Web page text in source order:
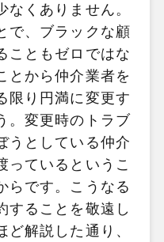
なくありません。
で、ブラックな顧
こともゼロではな
とから仲介業者を
限り円満に変更す
。変更時のトラブ
うとしている仲介
っているというこ
らです。こうなる
することを敬遠し
解説した通り、